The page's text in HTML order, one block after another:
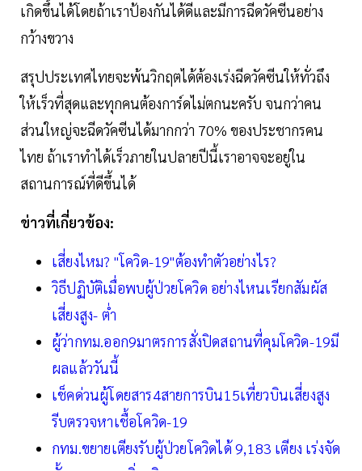
เกิดขึ้นได้โดยถ้าเราป้องกันได้ดีและมีการฉีดวัคซีนอย่าง
กว้างขวาง
สรุปประเทศไทยจะพ้นวิกฤตได้ต้องเร่งฉีดวัคซีนให้ทั่วถึง
ให้เร็วที่สุดและทุกคนต้องการ์ดไม่ตกนะครับ จนกว่าคน
ส่วนใหญ่จะฉีดวัคซีนได้มากกว่า 70% ของประชากรคน
ไทย ถ้าเราทำได้เร็วภายในปลายปีนี้เราอาจจะอยู่ใน
สถานการณ์ที่ดีขึ้นได้
ข่าวที่เกี่ยวข้อง:
เสี่ยงไหม? "โควิด-19"ต้องทำตัวอย่างไร?
วิธีปฏิบัติเมื่อพบผู้ป่วยโควิด อย่างไหนเรียกสัมผัส
เสี่ยงสูง- ต่ำ
ผู้ว่ากทม.ออก9มาตรการสั่งปิดสถานที่คุมโควิด-19มี
ผลแล้ววันนี้
เช็คด่วนผู้โดยสาร4สายการบิน15เที่ยวบินเสี่ยงสูง
รีบตรวจหาเชื้อโควิด-19
กทม.ขยายเตียงรับผู้ป่วยโควิดได้ 9,183 เตียง เร่งจัด